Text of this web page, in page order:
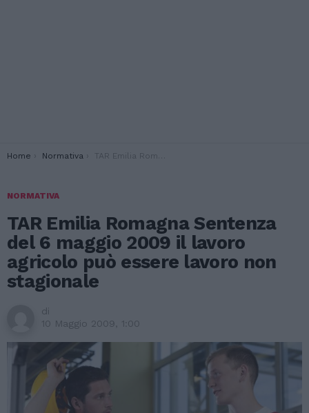
You are here:
Home Normativa TAR Emilia Romagna Sentenza del 6 maggio 2009 il lavoro agricolo può essere lavoro non stagionale
NORMATIVA
TAR Emilia Romagna Sentenza
del 6 maggio 2009 il lavoro
agricolo può essere lavoro non
stagionale
di
10 Maggio 2009, 1:00